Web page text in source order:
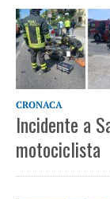
CRONACA
Incidente a
motociclista